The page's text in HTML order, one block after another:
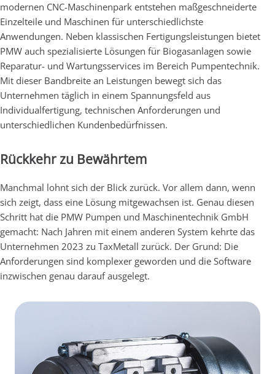
modernen CNC-Maschinenpark entstehen maßgeschneiderte
Einzelteile und Maschinen für unterschiedlichste
Anwendungen. Neben klassischen Fertigungsleistungen bietet
PMW auch spezialisierte Lösungen für Biogasanlagen sowie
Reparatur- und Wartungsservices im Bereich Pumpentechnik.
Mit dieser Bandbreite an Leistungen bewegt sich das
Unternehmen täglich in einem Spannungsfeld aus
Individualfertigung, technischen Anforderungen und
unterschiedlichen Kundenbedürfnissen.
Rückkehr zu Bewährtem
Manchmal lohnt sich der Blick zurück. Vor allem dann, wenn
sich zeigt, dass eine Lösung mitgewachsen ist. Genau diesen
Schritt hat die PMW Pumpen und Maschinentechnik GmbH
gemacht: Nach Jahren mit einem anderen System kehrte das
Unternehmen 2023 zu TaxMetall zurück. Der Grund: Die
Anforderungen sind komplexer geworden und die Software
inzwischen genau darauf ausgelegt.